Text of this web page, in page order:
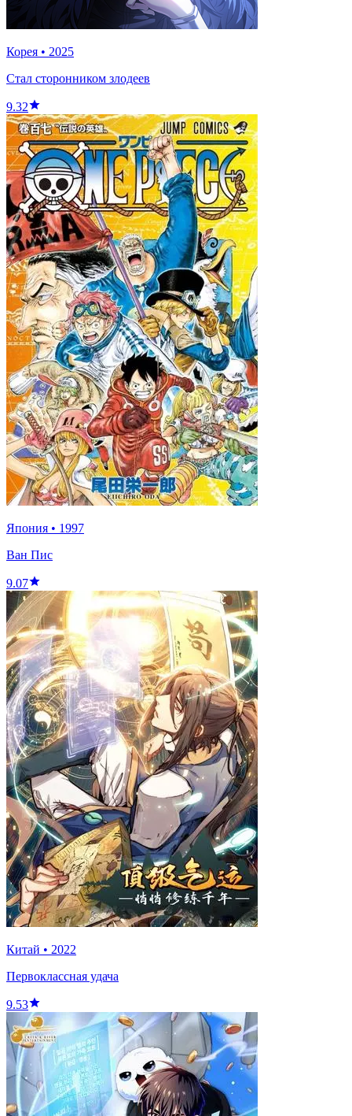
Корея • 2025
Стал сторонником злодеев
9.32
Япония • 1997
Ван Пис
9.07
Китай • 2022
Первоклассная удача
9.53